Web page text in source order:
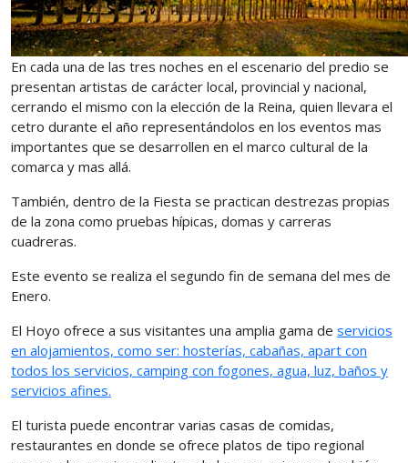
En cada una de las tres noches en el escenario del predio se
presentan artistas de carácter local, provincial y nacional,
cerrando el mismo con la elección de la Reina, quien llevara el
cetro durante el año representándolos en los eventos mas
importantes que se desarrollen en el marco cultural de la
comarca y mas allá.
También, dentro de la Fiesta se practican destrezas propias
de la zona como pruebas hípicas, domas y carreras
cuadreras.
Este evento se realiza el segundo fin de semana del mes de
Enero.
El Hoyo ofrece a sus visitantes una amplia gama de servicios
en alojamientos, como ser: hosterías, cabañas, apart con
todos los servicios, camping con fogones, agua, luz, baños y
servicios afines.
El turista puede encontrar varias casas de comidas,
restaurantes en donde se ofrece platos de tipo regional